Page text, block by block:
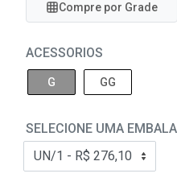
Compre por Grade
ACESSORIOS
G GG
SELECIONE UMA